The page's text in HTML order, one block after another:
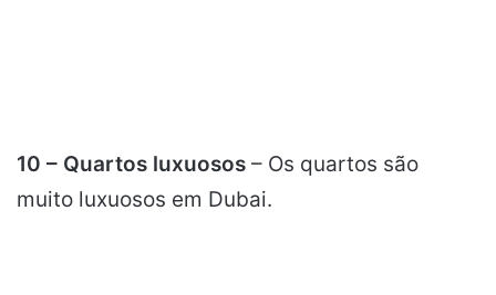
10 – Quartos luxuosos – Os quartos são
muito luxuosos em Dubai.